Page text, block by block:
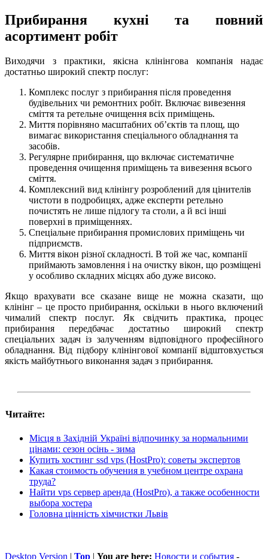
Прибирання кухні та повний
асортимент робіт
Виходячи з практики, якісна клінінгова компанія надає
достатньо широкий спектр послуг:
Комплекс послуг з прибирання після проведення
будівельних чи ремонтних робіт. Включає вивезення
сміття та ретельне очищення всіх приміщень.
Миття порівняно масштабних об’єктів та площ, що
вимагає використання спеціального обладнання та
засобів.
Регулярне прибирання, що включає систематичне
проведення очищення приміщень та вивезення всього
сміття.
Комплексний вид клінінгу розроблений для цінителів
чистоти в подробицях, адже експерти ретельно
почистять не лише підлогу та столи, а й всі інші
поверхні в приміщеннях.
Спеціальне прибирання промислових приміщень чи
підприємств.
Миття вікон різної складності. В той же час, компанії
приймають замовлення і на очистку вікон, що розміщені
у особливо складних місцях або дуже високо.
Якщо врахувати все сказане вище не можна сказати, що
клінінг – це просто прибирання, оскільки в нього включений
чималий спектр послуг. Як свідчить практика, процес
прибирання передбачає достатньо широкий спектр
спеціальних задач із залученням відповідного професійного
обладнання. Від підбору клінінгової компанії відштовхується
якість майбутнього виконання задач з прибирання.
Читайте:
Місця в Західній Україні відпочинку за нормальними
цінами: сезон осінь - зима
Купить хостинг ssd vps (HostPro): советы экспертов
Какая стоимость обучения в учебном центре охрана
труда?
Найти vps сервер аренда (HostPro), а также особенности
выбора хостера
Головна цінність хімчистки Львів
Desktop Version | Top | You are here: Новости и события -